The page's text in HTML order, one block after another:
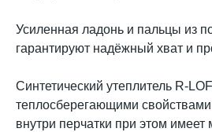
Усиленная ладонь и пальцы из
гарантируют надёжный хват и
Синтетический утеплитель R-
теплосберегающими свойствами
внутри перчатки при этом имеет